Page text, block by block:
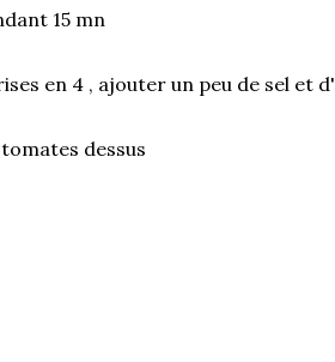
15 mn
en 4 , ajouter un peu de sel et
dessus